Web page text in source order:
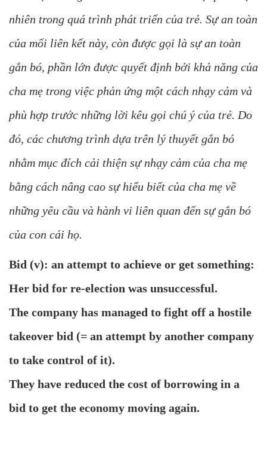
nhiên trong quá trình phát triển của trẻ. Sự an toàn
của mối liên kết này, còn được gọi là sự an toàn
gắn bó, phần lớn được quyết định bởi khả năng của
cha mẹ trong việc phản ứng một cách nhạy cảm và
phù hợp trước những lời kêu gọi chú ý của trẻ. Do
đó, các chương trình dựa trên lý thuyết gắn bó
nhằm mục đích cải thiện sự nhạy cảm của cha mẹ
bằng cách nâng cao sự hiểu biết của cha mẹ về
những yêu cầu và hành vi liên quan đến sự gắn bó
của con cái họ.
Bid (v): an attempt to achieve or get something:
Her bid for re-election was unsuccessful.
The company has managed to fight off a hostile
takeover bid (= an attempt by another company
to take control of it).
They have reduced the cost of borrowing in a
bid to get the economy moving again.